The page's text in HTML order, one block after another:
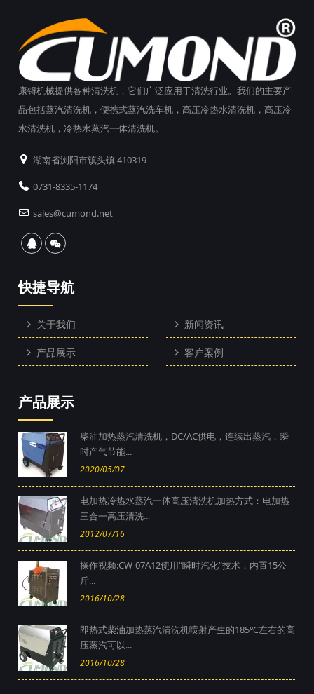
康锝机械提供各种清洗机，它们广泛应用于清洗行业。我们的主要产
品包括蒸汽清洗机，便携式蒸汽洗车机，高压冷热水清洗机，高压冷
水清洗机，冷热水蒸汽一体清洗机。
湖南省浏阳市镇头镇 410319
0731-8335-1174
sales@cumond.net
快捷导航
关于我们 新闻资讯
产品展示 客户案例
产品展示
柴油加热蒸汽清洗机，DC/AC供电，连续出蒸汽，瞬
时产气节能...
2020/05/07
电加热冷热水蒸汽一体高压清洗机加热方式：电加热
三合一高压清洗...
2012/07/16
操作视频:CW-07A12使用“瞬时汽化”技术，内置15公
斤...
2016/10/28
即热式柴油加热蒸汽清洗机喷射产生的185℃左右的高
压蒸汽可以...
2016/10/28